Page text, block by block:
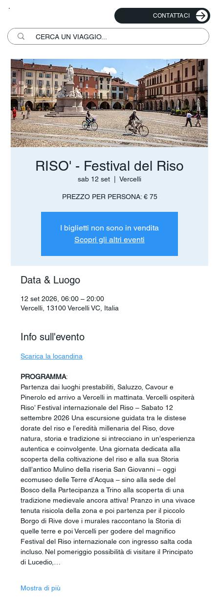
CONTATTACI
RISO' - Festival del Riso
sab 12 set Vercelli
PREZZO PER PERSONA: € 75
I biglietti non sono in vendita
Scopri gli altri eventi
Data & Luogo
12 set 2026, 06:00 – 20:00
Vercelli, 13100 Vercelli VC, Italia
Info sull'evento
Scarica la locandina
PROGRAMMA:
Partenza dai luoghi prestabiliti, Saluzzo, Cavour e
Pinerolo ed arrivo a Vercelli in mattinata. Vercelli ospiterà
Riso’ Festival internazionale del Riso – Sabato 12
settembre 2026 Una escursione guidata tra le distese
dorate del riso e l’eredità millenaria del Riso, dove
natura, storia e tradizione si intrecciano in un’esperienza
autentica e coinvolgente. Una giornata dedicata alla
scoperta della coltivazione del riso e alla sua Storia
dall’antico Mulino della riseria San Giovanni – oggi
ecomuseo delle Terre d’Acqua – sino alla sede del
Bosco della Partecipanza a Trino alla scoperta di una
tradizione medievale ancora attiva! Pranzo in una vivace
tenuta risicola della zona e poi partenza per il piccolo
Borgo di Rive dove i murales raccontano la Storia di
quelle terre e poi Vercelli per godere del magnifico
Festival del Riso internazionale con ingresso salta coda
incluso. Nel pomeriggio possibilità di visitare il Principato
di Lucedio,…
Mostra di più